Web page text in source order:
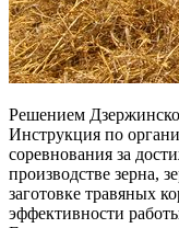
Решением
Инструкция по
соревнования за
производстве зерна,
заготовке травяных
эффективности